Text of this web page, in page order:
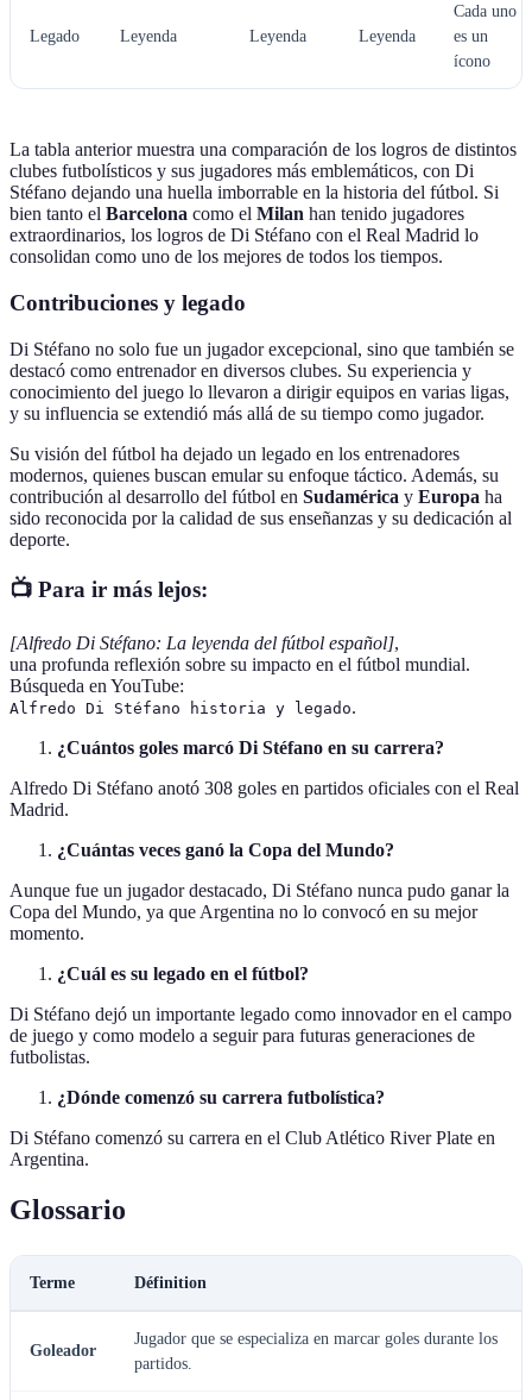
Legado Leyenda Leyenda Leyenda
Cada uno
es un
ícono
La tabla anterior muestra una comparación de los logros de distintos
clubes futbolísticos y sus jugadores más emblemáticos, con Di
Stéfano dejando una huella imborrable en la historia del fútbol. Si
bien tanto el Barcelona como el Milan han tenido jugadores
extraordinarios, los logros de Di Stéfano con el Real Madrid lo
consolidan como uno de los mejores de todos los tiempos.
Contribuciones y legado
Di Stéfano no solo fue un jugador excepcional, sino que también se
destacó como entrenador en diversos clubes. Su experiencia y
conocimiento del juego lo llevaron a dirigir equipos en varias ligas,
y su influencia se extendió más allá de su tiempo como jugador.
Su visión del fútbol ha dejado un legado en los entrenadores
modernos, quienes buscan emular su enfoque táctico. Además, su
contribución al desarrollo del fútbol en Sudamérica y Europa ha
sido reconocida por la calidad de sus enseñanzas y su dedicación al
deporte.
📺 Para ir más lejos:
[Alfredo Di Stéfano: La leyenda del fútbol español],
una profunda reflexión sobre su impacto en el fútbol mundial.
Búsqueda en YouTube:
Alfredo Di Stéfano historia y legado.
¿Cuántos goles marcó Di Stéfano en su carrera?
Alfredo Di Stéfano anotó 308 goles en partidos oficiales con el Real
Madrid.
¿Cuántas veces ganó la Copa del Mundo?
Aunque fue un jugador destacado, Di Stéfano nunca pudo ganar la
Copa del Mundo, ya que Argentina no lo convocó en su mejor
momento.
¿Cuál es su legado en el fútbol?
Di Stéfano dejó un importante legado como innovador en el campo
de juego y como modelo a seguir para futuras generaciones de
futbolistas.
¿Dónde comenzó su carrera futbolística?
Di Stéfano comenzó su carrera en el Club Atlético River Plate en
Argentina.
Glossario
Terme Définition
Goleador
Jugador que se especializa en marcar goles durante los
partidos.